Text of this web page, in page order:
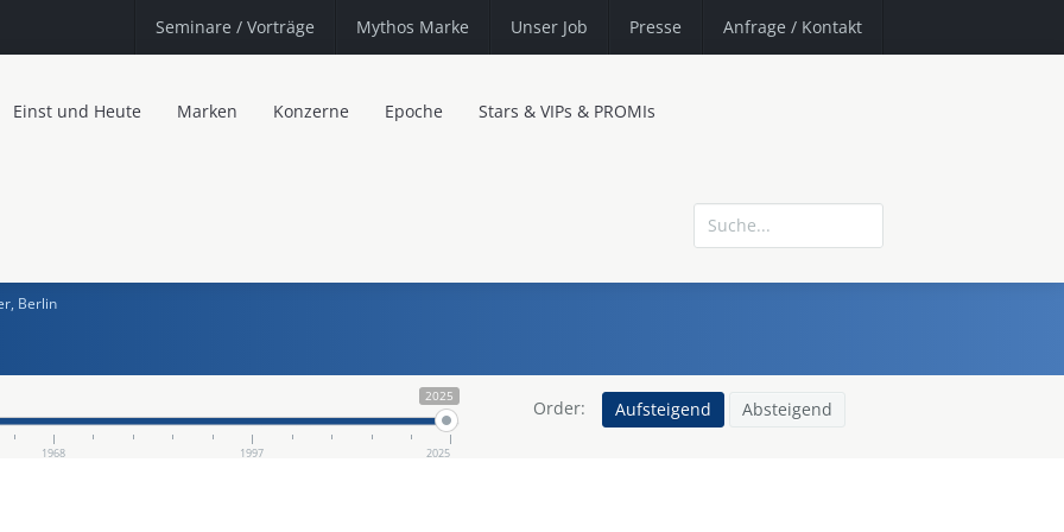
Seminare / Vorträge Mythos Marke Unser Job Presse Anfrage / Kontakt
Einst und Heute Marken Konzerne Epoche Stars & VIPs & PROMIs
Berlin
2025
1968 1997 2025
Order: Aufsteigend Absteigend